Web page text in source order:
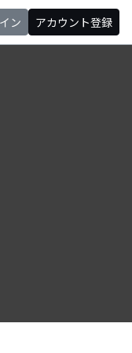
ン アカウント登録